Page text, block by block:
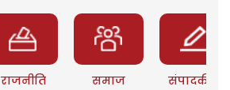
राजनीति समाज संपादकीय